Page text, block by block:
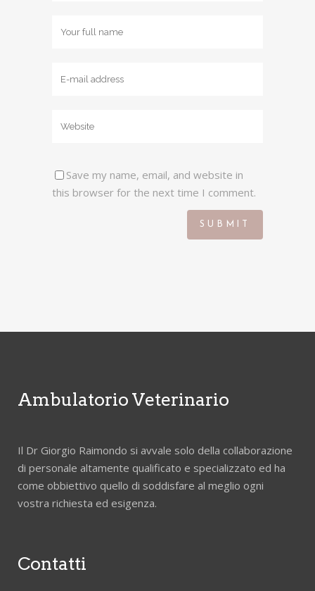
Save my name, email, and website in
this browser for the next time I comment.
Ambulatorio Veterinario
Il Dr Giorgio Raimondo si avvale solo della collaborazione
di personale altamente qualificato e specializzato ed ha
come obbiettivo quello di soddisfare al meglio ogni
vostra richiesta ed esigenza.
Contatti